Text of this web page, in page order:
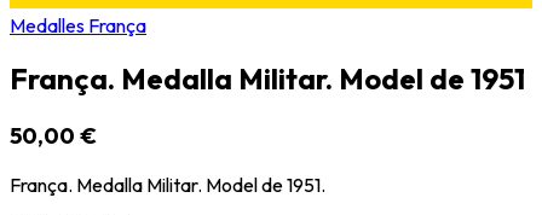
Medalles França
França. Medalla Militar. Model de 1951
50,00 €
França. Medalla Militar. Model de 1951.